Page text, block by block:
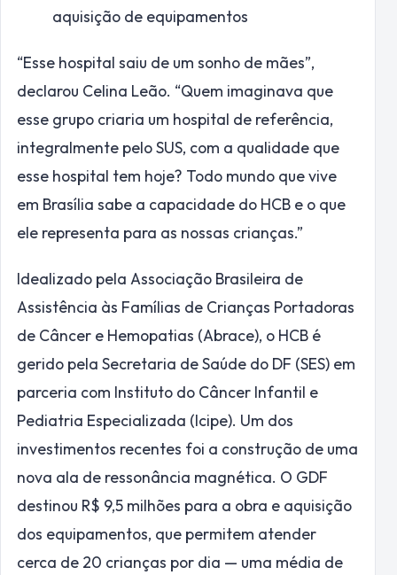
aquisição de equipamentos
“Esse hospital saiu de um sonho de mães”,
declarou Celina Leão. “Quem imaginava que
esse grupo criaria um hospital de referência,
integralmente pelo SUS, com a qualidade que
esse hospital tem hoje? Todo mundo que vive
em Brasília sabe a capacidade do HCB e o que
ele representa para as nossas crianças.”
Idealizado pela Associação Brasileira de
Assistência às Famílias de Crianças Portadoras
de Câncer e Hemopatias (Abrace), o HCB é
gerido pela Secretaria de Saúde do DF (SES) em
parceria com Instituto do Câncer Infantil e
Pediatria Especializada (Icipe). Um dos
investimentos recentes foi a construção de uma
nova ala de ressonância magnética. O GDF
destinou R$ 9,5 milhões para a obra e aquisição
dos equipamentos, que permitem atender
cerca de 20 crianças por dia — uma média de